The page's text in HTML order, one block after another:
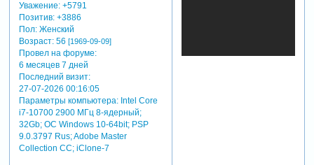
профессиональную камеру.
Уважение: +5791
Позитив: +3886
Пол:Женский
Возраст:56 [1969-09-09]
Провел на форуме:
6 месяцев 7 дней
Последний визит:
27-07-2026 00:16:05
Параметры компьютера:Intel Core
i7-10700 2900 МГц 8-ядерный;
32Gb; ОС Windows 10-64bit; PSP
9.0.3797 Rus; Adobe Master
Collection СС; iClone-7